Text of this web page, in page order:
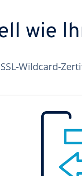
wie
Wildcard-